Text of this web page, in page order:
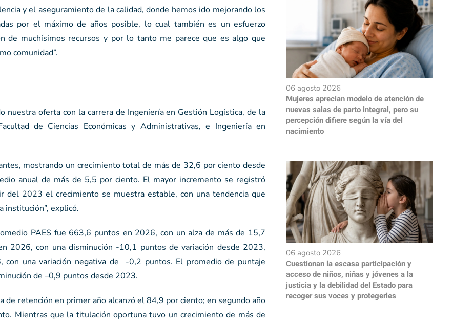
y el aseguramiento de la calidad, donde hemos ido mejorando los
por el máximo de años posible, lo cual también es un esfuerzo
de muchísimos recursos y por lo tanto me parece que es algo que
comunidad”.
nuestra oferta con la carrera de Ingeniería en Gestión Logística, de la
de Ciencias Económicas y Administrativas, e Ingeniería en
mostrando un crecimiento total de más de 32,6 por ciento desde
anual de más de 5,5 por ciento. El mayor incremento se registró
2023 el crecimiento se muestra estable, con una tendencia que
institución”, explicó.
PAES fue 663,6 puntos en 2026, con un alza de más de 15,7
2026, con una disminución -10,1 puntos de variación desde 2023,
una variación negativa de -0,2 puntos. El promedio de puntaje
de –0,9 puntos desde 2023.
retención en primer año alcanzó el 84,9 por ciento; en segundo año
Mientras que la titulación oportuna tuvo un crecimiento de más de
06 agosto 2026
Mujeres aprecian modelo de atención de
nuevas salas de parto integral, pero su
percepción difiere según la vía del
nacimiento
06 agosto 2026
Cuestionan la escasa participación y
acceso de niños, niñas y jóvenes a la
justicia y la debilidad del Estado para
recoger sus voces y protegerles